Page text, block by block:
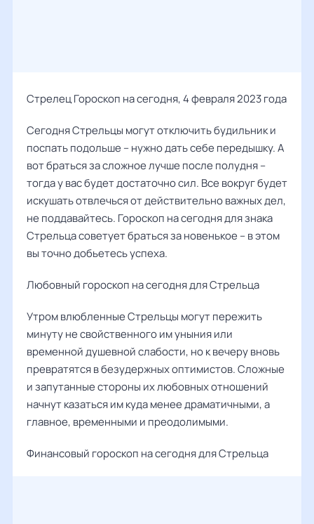
Стрелец Гороскоп на сегодня, 4 февраля 2023 года
Сегодня Стрельцы могут отключить будильник и
поспать подольше – нужно дать себе передышку. А
вот браться за сложное лучше после полудня –
тогда у вас будет достаточно сил. Все вокруг будет
искушать отвлечься от действительно важных дел,
не поддавайтесь. Гороскоп на сегодня для знака
Стрельца советует браться за новенькое – в этом
вы точно добьетесь успеха.
Любовный гороскоп на сегодня для Стрельца
Утром влюбленные Стрельцы могут пережить
минуту не свойственного им уныния или
временной душевной слабости, но к вечеру вновь
превратятся в безудержных оптимистов. Сложные
и запутанные стороны их любовных отношений
начнут казаться им куда менее драматичными, а
главное, временными и преодолимыми.
Финансовый гороскоп на сегодня для Стрельца